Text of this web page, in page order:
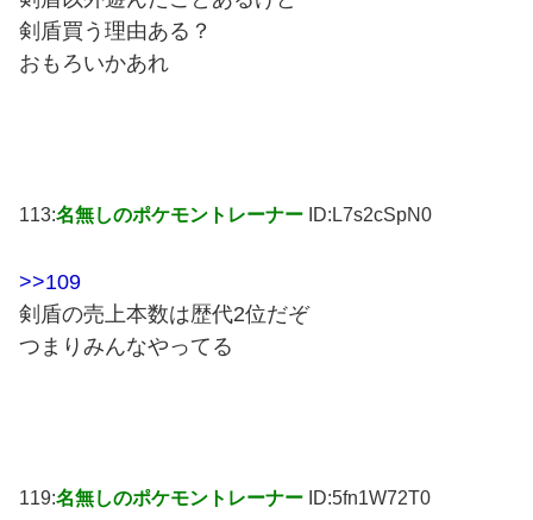
剣盾買う理由ある？
おもろいかあれ
113:名無しのポケモントレーナー ID:L7s2cSpN0
>>109
剣盾の売上本数は歴代2位だぞ
つまりみんなやってる
119:名無しのポケモントレーナー ID:5fn1W72T0